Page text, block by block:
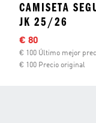
CAMISETA
JK 25/26
Precio rebajado
€ 80
€ 100 Último mejor
€ 100 Precio original